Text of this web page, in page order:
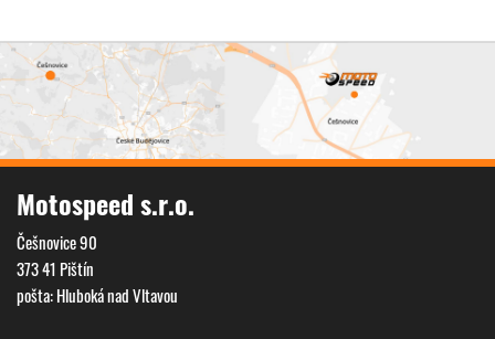
Motospeed s.r.o.
Češnovice 90
373 41 Pištín
pošta: Hluboká nad Vltavou